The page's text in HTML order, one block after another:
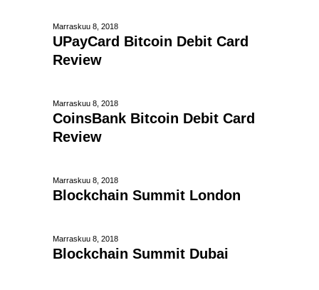
Marraskuu 8, 2018
UPayCard Bitcoin Debit Card
Review
Marraskuu 8, 2018
CoinsBank Bitcoin Debit Card
Review
Marraskuu 8, 2018
Blockchain Summit London
Marraskuu 8, 2018
Blockchain Summit Dubai